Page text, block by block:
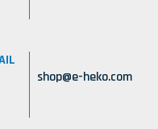
shop@e-heko.com